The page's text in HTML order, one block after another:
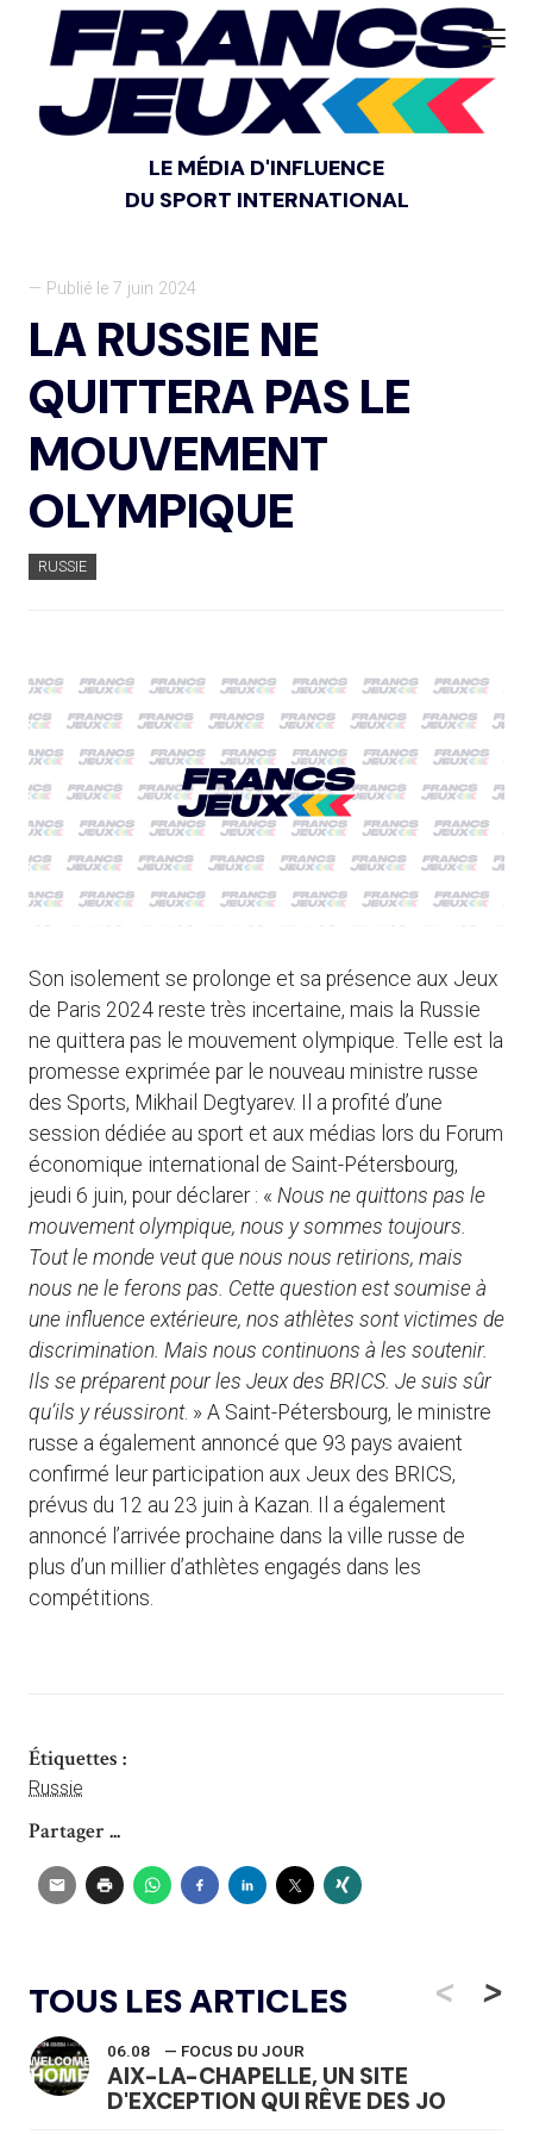
LE MÉDIA D'INFLUENCE
DU SPORT INTERNATIONAL
— Publié le 7 juin 2024
LA RUSSIE NE
QUITTERA PAS LE
MOUVEMENT
OLYMPIQUE
RUSSIE
Son isolement se prolonge et sa présence aux Jeux
de Paris 2024 reste très incertaine, mais la Russie
ne quittera pas le mouvement olympique. Telle est la
promesse exprimée par le nouveau ministre russe
des Sports, Mikhail Degtyarev. Il a profité d’une
session dédiée au sport et aux médias lors du Forum
économique international de Saint-Pétersbourg,
jeudi 6 juin, pour déclarer : « Nous ne quittons pas le
mouvement olympique, nous y sommes toujours.
Tout le monde veut que nous nous retirions, mais
nous ne le ferons pas. Cette question est soumise à
une influence extérieure, nos athlètes sont victimes de
discrimination. Mais nous continuons à les soutenir.
Ils se préparent pour les Jeux des BRICS. Je suis sûr
qu’ils y réussiront. » A Saint-Pétersbourg, le ministre
russe a également annoncé que 93 pays avaient
confirmé leur participation aux Jeux des BRICS,
prévus du 12 au 23 juin à Kazan. Il a également
annoncé l’arrivée prochaine dans la ville russe de
plus d’un millier d’athlètes engagés dans les
compétitions.
Étiquettes :
Russie
Partager ...
TOUS LES ARTICLES <
06.08 — FOCUS DU JOUR
AIX-LA-CHAPELLE, UN SITE
D'EXCEPTION QUI RÊVE DES JO
>